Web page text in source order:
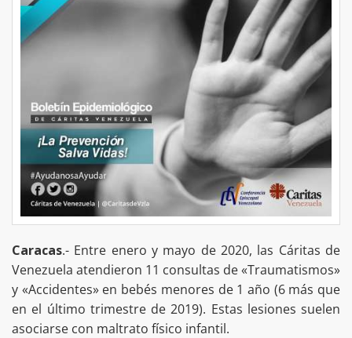
Caracas.- Entre enero y mayo de 2020, las Cáritas de
Venezuela atendieron 11 consultas de «Traumatismos»
y «Accidentes» en bebés menores de 1 año (6 más que
en el último trimestre de 2019). Estas lesiones suelen
asociarse con maltrato físico infantil.